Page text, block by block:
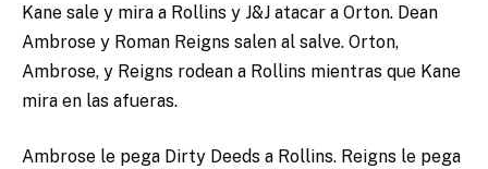
Kane sale y mira a Rollins y J&J atacar a Orton. Dean
Ambrose y Roman Reigns salen al salve. Orton,
Ambrose, y Reigns rodean a Rollins mientras que Kane
mira en las afueras.
Ambrose le pega Dirty Deeds a Rollins. Reigns le pega